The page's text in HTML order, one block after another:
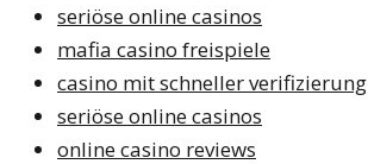
seriöse online casinos
mafia casino freispiele
casino mit schneller verifizierung
seriöse online casinos
online casino reviews